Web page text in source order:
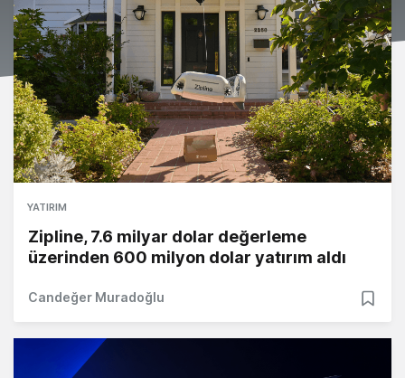
YATIRIM
Zipline, 7.6 milyar dolar değerleme
üzerinden 600 milyon dolar yatırım aldı
Candeğer Muradoğlu